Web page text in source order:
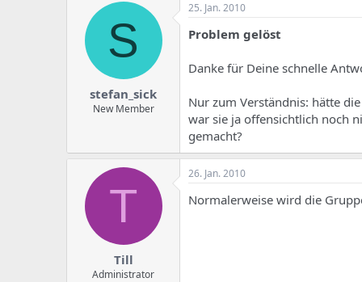
S
stefan_sick
New Member
25. Jan. 2010
Problem gelöst
Danke für Deine schnelle
Nur zum Verständnis: hätte
war sie ja offensichtlich noch
gemacht?
T
Till
Administrator
26. Jan. 2010
Normalerweise wird die